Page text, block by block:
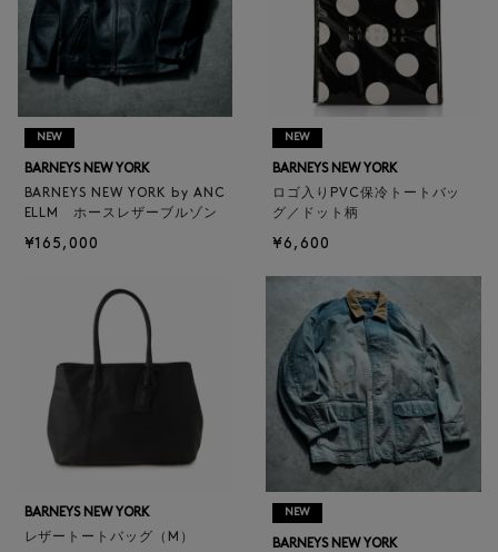
NEW
BARNEYS NEW YORK
BARNEYS NEW YORK by ANC
ELLM ホースレザーブルゾン
¥165,000
NEW
BARNEYS NEW YORK
ロゴ入りPVC保冷トートバッ
グ／ドット柄
¥6,600
BARNEYS NEW YORK
レザートートバッグ（M）
NEW
BARNEYS NEW YORK